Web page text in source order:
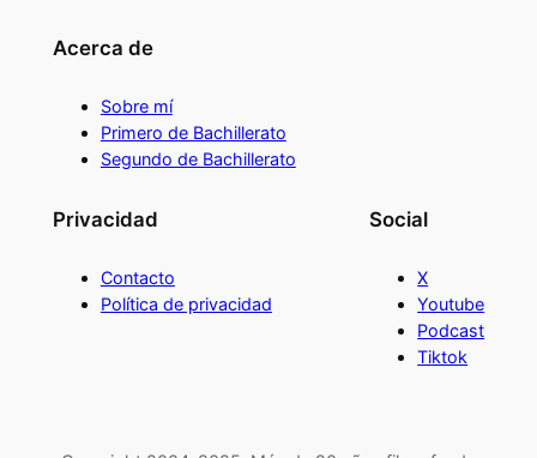
Acerca de
Sobre mí
Primero de Bachillerato
Segundo de Bachillerato
Privacidad
Contacto
Política de privacidad
Social
X
Youtube
Podcast
Tiktok